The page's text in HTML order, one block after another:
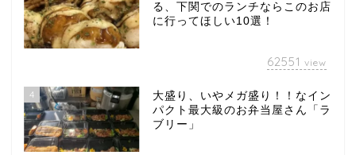
る、下関でのランチならこのお店
に行ってほしい10選！
62551 view
4
大盛り、いやメガ盛り！！なイン
パクト最大級のお弁当屋さん「ラ
ブリー」